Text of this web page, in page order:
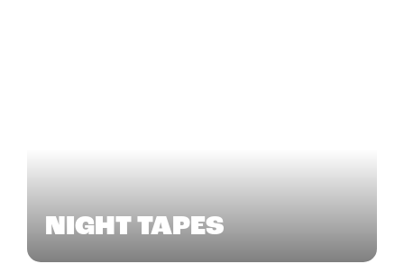
NIGHT TAPES